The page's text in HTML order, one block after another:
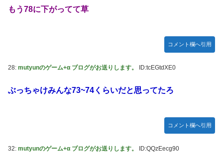
もう78に下がってて草
コメント欄へ引用
28: mutyunのゲーム+α ブログがお送りします。 ID:tcEGtdXE0
ぶっちゃけみんな73~74くらいだと思ってたろ
コメント欄へ引用
32: mutyunのゲーム+α ブログがお送りします。 ID:QQzEecg90